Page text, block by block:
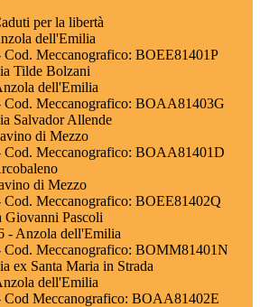
per la libertà
dell'Emilia
Cod. Meccanografico: BOEE81401P
Tilde Bolzani
dell'Emilia
Cod. Meccanografico: BOAA81403G
Salvador Allende
di Mezzo
Cod. Meccanografico: BOAA81401D
di Mezzo
Cod. Meccanografico: BOEE81402Q
Giovanni Pascoli
Anzola dell'Emilia
Cod. Meccanografico: BOMM81401N
ex Santa Maria in Strada
dell'Emilia
Cod Meccanografico: BOAA81402E